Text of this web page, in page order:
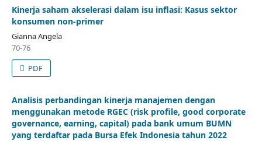
Kinerja saham akselerasi dalam isu inflasi: Kasus sektor
konsumen non-primer
Gianna Angela
70-76
PDF
Analisis perbandingan kinerja manajemen dengan
menggunakan metode RGEC (risk profile, good corporate
governance, earning, capital) pada bank umum BUMN
yang terdaftar pada Bursa Efek Indonesia tahun 2022